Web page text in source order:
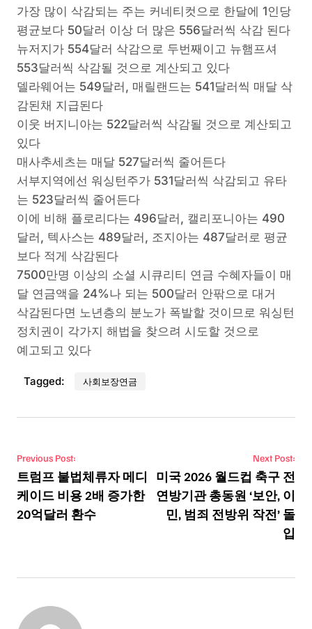
가장 많이 삭감되는 주는 커네티컷으로 한달에 1인당
평균보다 50달러 이상 더 많은 556달러씩 삭감 된다
뉴저지가 554달러 삭감으로 두번째이고 뉴햄프셔
553달러씩 삭감될 것으로 계산되고 있다
델라웨어는 549달러, 매릴랜드는 541달러씩 매달 삭
감된채 지급된다
이웃 버지니아는 522달러씩 삭감될 것으로 계산되고
있다
매사추세츠는 매달 527달러씩 줄어든다
서부지역에선 워싱턴주가 531달러씩 삭감되고 유타
는 523달러씩 줄어든다
이에 비해 플로리다는 496달러, 캘리포니아는 490
달러, 텍사스는 489달러, 조지아는 487달러로 평균
보다 적게 삭감된다
7500만명 이상의 소셜 시큐리티 연금 수혜자들이 매
달 연금액을 24%나 되는 500달러 안팎으로 대거
삭감된다면 노년층의 분노가 폭발할 것이므로 워싱턴
정치권이 각가지 해법을 찾으려 시도할 것으로
예고되고 있다
Tagged: 사회보장연금
Post navigation
Previous Post:
트럼프 불법체류자 메디
케이드 비용 2배 증가한
20억달러 환수
Next Post:
미국 2026 월드컵 축구 전
연방기관 총동원 ‘보안, 이
민, 범죄 전방위 작전’ 돌
입